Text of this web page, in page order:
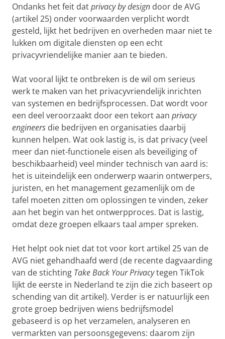
Ondanks het feit datprivacy by design door de AVG
(artikel 25) onder voorwaarden verplicht wordt
gesteld, lijkt het bedrijven en overheden maar niet te
lukken om digitale diensten op een echt
privacyvriendelijke manier aan te bieden.
Wat vooral lijkt te ontbreken is de wil om serieus
werk te maken van het privacyvriendelijk inrichten
van systemen en bedrijfsprocessen. Dat wordt voor
een deel veroorzaakt door een tekort aan privacy
engineers die bedrijven en organisaties daarbij
kunnen helpen. Wat ook lastig is, is dat privacy (veel
meer dan niet-functionele eisen als beveiliging of
beschikbaarheid) veel minder technisch van aard is:
het is uiteindelijk een onderwerp waarin ontwerpers,
juristen, en het management gezamenlijk om de
tafel moeten zitten om oplossingen te vinden, zeker
aan het begin van het ontwerpproces. Dat is lastig,
omdat deze groepen elkaars taal amper spreken.
Het helpt ook niet dat tot voor kort artikel 25 van de
AVG niet gehandhaafd werd (de recente dagvaarding
van de stichting Take Back Your Privacytegen TikTok
lijkt de eerste in Nederland te zijn die zich baseert op
schending van dit artikel). Verder is er natuurlijk een
grote groep bedrijven wiens bedrijfsmodel
gebaseerd is op het verzamelen, analyseren en
vermarkten van persoonsgegevens: daarom zijn